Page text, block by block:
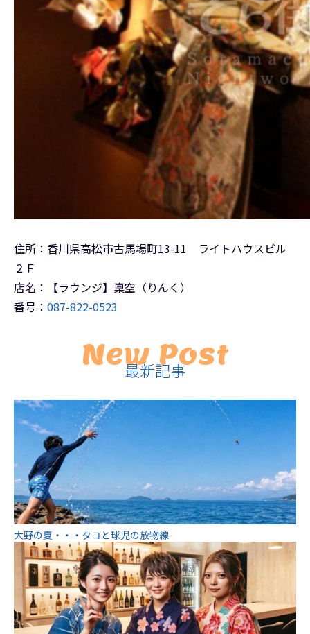
住所：香川県高松市古馬場町13-11 ライトハウスビル
２Ｆ
店名：【ラウンジ】稟空（りんく）
番号： 087-822-0523
New Post
最新記事
大野の夏・・・タコと球児の放物線